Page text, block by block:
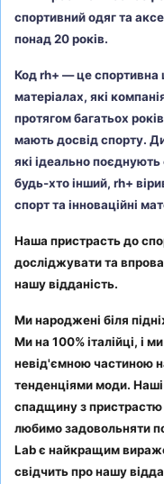
спортивний одяг та
понад 20 років.
Код rh+ — це спортивна
матеріалах, які
протягом багатьох
мають досвід спорту.
які ідеально поєднують
будь-хто інший, rh+
спорт та інноваційні
Наша пристрасть до
досліджувати та
нашу відданість.
Ми народжені біля
Ми на 100% італійці, і
невід'ємною частиною
тенденціями моди. Наші
спадщину з пристрастю
любимо задовольняти
Lab є найкращим
свідчить про нашу